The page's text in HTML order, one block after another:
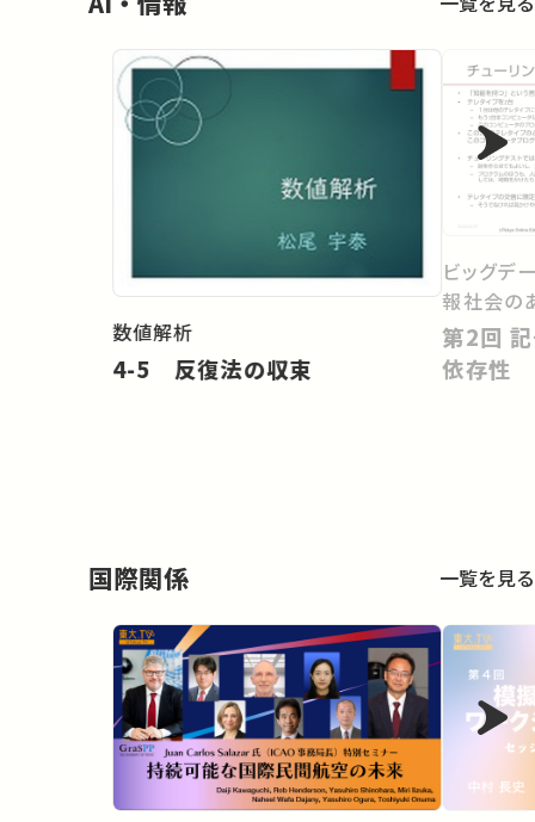
数値解析
4-5 反復法の収束
ビッグデ
報社会の
第2回 記号処理の諸問題と状況
依存性
国際関係 一覧を見る